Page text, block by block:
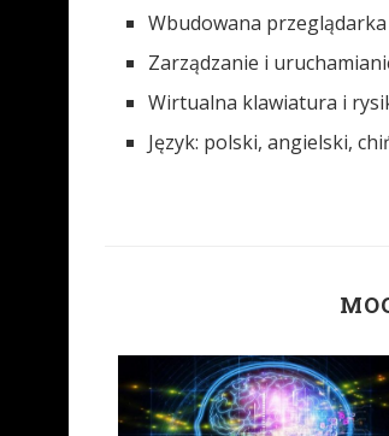
Wbudowana
Zarządzanie i
Wirtualna klawiatura i
Język: polski, angielski,